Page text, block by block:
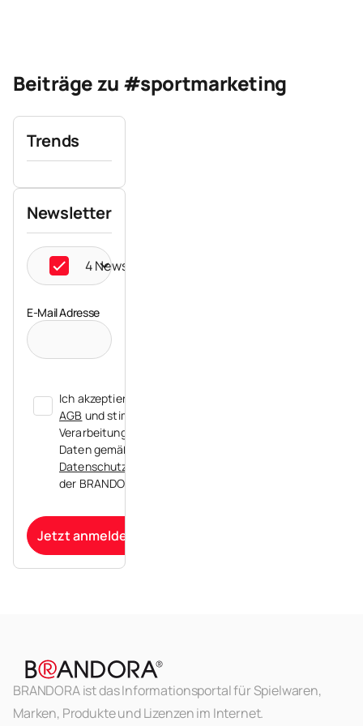
Beiträge zu #sportmarketing
Trends
Newsletter
4 Newsletter ausgewählt
E-Mail Adresse
Ich akzeptiere die
AGB und stimme der
Verarbeitung meiner
Daten gemäß der
Datenschutzerklärung
der BRANDORA zu.
Jetzt anmelden
BRANDORA ist das Informationsportal für Spielwaren,
Marken, Produkte und Lizenzen im Internet.